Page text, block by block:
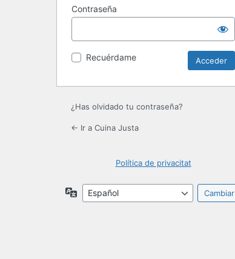
Contraseña
Recuérdame
¿Has olvidado tu contraseña?
← Ir a Cuina Justa
Política de privacitat
Idioma